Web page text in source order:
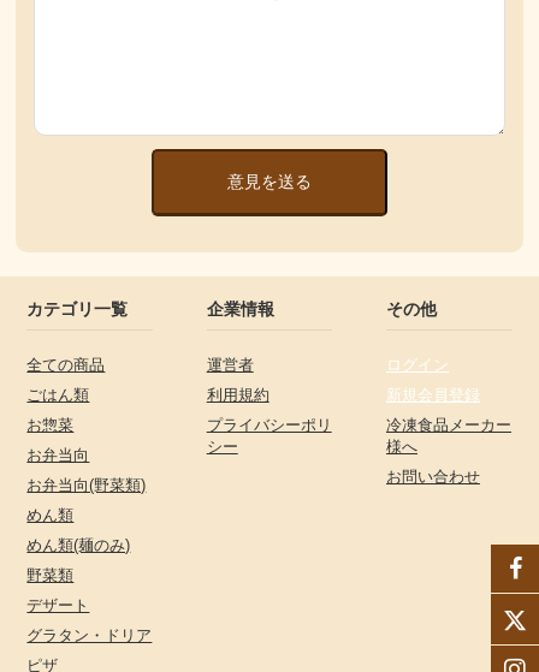
意見を送る
カテゴリ一覧
全ての商品
ごはん類
お惣菜
お弁当向
お弁当向(野菜類)
めん類
めん類(麺のみ)
野菜類
デザート
グラタン・ドリア
ピザ
企業情報
運営者
利用規約
プライバシーポリ
シー
その他
ログイン
新規会員登録
冷凍食品メーカー
様へ
お問い合わせ